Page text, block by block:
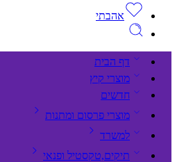
אהבתי
דף הבית
מוצרי קיץ
חדשים
מוצרי פרסום ומתנות
למשרד
תיקים,טקסטיל ופנאי